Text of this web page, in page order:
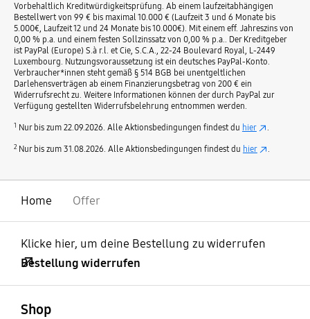
Vorbehaltlich Kreditwürdigkeitsprüfung. Ab einem laufzeitabhängigen
Bestellwert von 99 € bis maximal 10.000 € (Laufzeit 3 und 6 Monate bis
5.000€, Laufzeit 12 und 24 Monate bis 10.000€). Mit einem eff. Jahreszins von
0,00 % p.a. und einem festen Sollzinssatz von 0,00 % p.a.. Der Kreditgeber
ist PayPal (Europe) S.à r.l. et Cie, S.C.A., 22-24 Boulevard Royal, L-2449
Luxembourg. Nutzungsvoraussetzung ist ein deutsches PayPal-Konto.
Verbraucher*innen steht gemäß § 514 BGB bei unentgeltlichen
Darlehensverträgen ab einem Finanzierungsbetrag von 200 € ein
Widerrufsrecht zu. Weitere Informationen können der durch PayPal zur
Verfügung gestellten Widerrufsbelehrung entnommen werden.
1 Nur bis zum 22.09.2026. Alle Aktionsbedingungen findest du hier .
2 Nur bis zum 31.08.2026. Alle Aktionsbedingungen findest du hier .
Home Offer
Klicke hier, um deine Bestellung zu widerrufen
Bestellung widerrufen
Shop